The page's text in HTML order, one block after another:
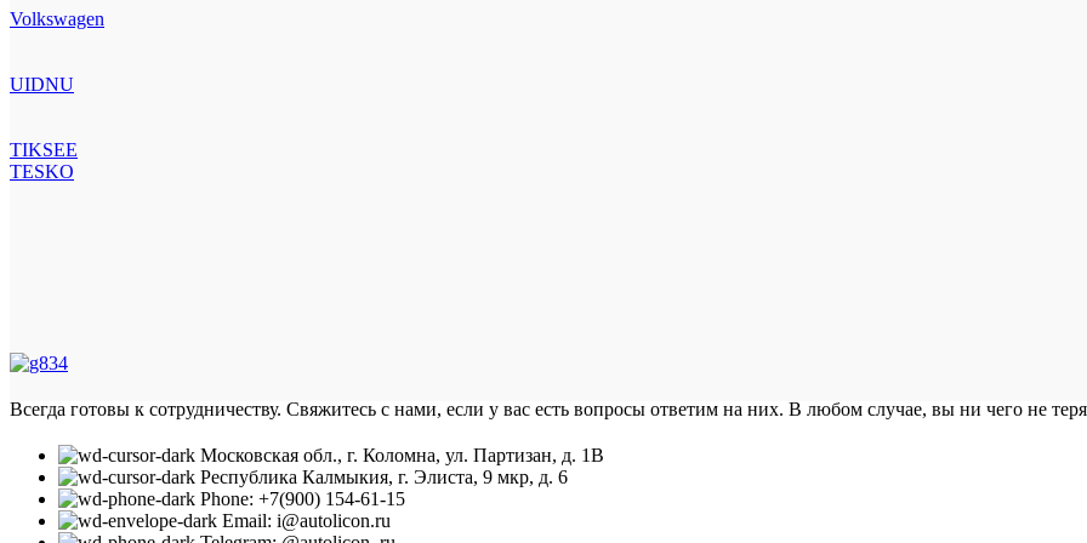
Volkswagen
UIDNU
TIKSEE
TESKO
Всегда готовы к сотрудничеству. Свяжитесь с нами, если у вас есть вопросы ответим на них. В любом случае, вы ни чего не
Московская обл., г. Коломна, ул. Партизан, д. 1В
Республика Калмыкия, г. Элиста, 9 мкр, д. 6
Phone: +7(900) 154-61-15
Email: i@autolicon.ru